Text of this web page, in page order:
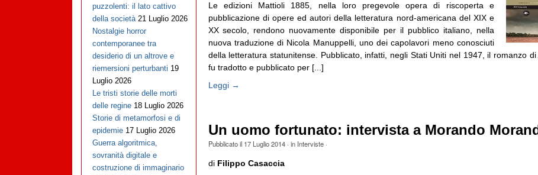
Le edizioni Mattioli 1885, nella loro pregevole opera di riscoperta e
pubblicazione di opere ed autori della letteratura nord-americana del XIX e
XX secolo, rendono nuovamente disponibile per il pubblico italiano, nella
nuova traduzione di Nicola Manuppelli, uno dei capolavori meno conosciuti
della letteratura statunitense. Pubblicato, infatti, negli Stati Uniti nel 1947, il romanzo
fu tradotto e pubblicato per [...]
Leggi →
Un uomo fortunato: intervista a Morando
Pubblicato il 17 Luglio 2014· in Interviste·
di Filippo Casaccia
puzzolenti: il lato cattivo
della società 21 Luglio 2026
Nostalgie horror
contemporanee tra
desiderio di un altrove e
riemersioni perturbanti 19
Luglio 2026
Le tristi storie delle morti
delle regine 18 Luglio 2026
Storie di metamorfosi e di
epidemie 17 Luglio 2026
Guerra algoritmica,
sovranità digitale e
costruzione di immaginario